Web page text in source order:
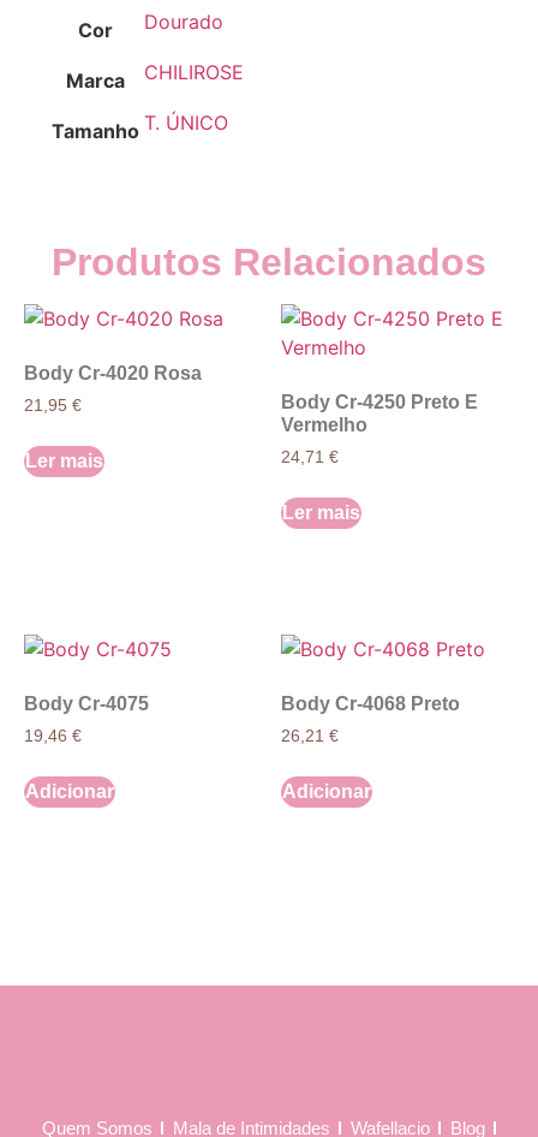
Cor
Dourado
Marca CHILIROSE
Tamanho T. ÚNICO
Produtos Relacionados
Body Cr-4020 Rosa
21,95 €
Ler mais
Body Cr-4250 Preto E
Vermelho
24,71 €
Ler mais
Body Cr-4075
19,46 €
Adicionar
Body Cr-4068 Preto
26,21 €
Adicionar
Quem Somos Mala de Intimidades Wafellacio Blog